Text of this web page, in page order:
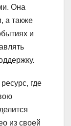
Она
а также
и
где
из своей